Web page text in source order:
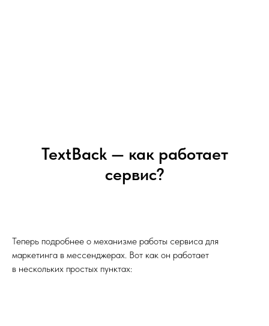
TextBack — как работает
сервис?
Теперь подробнее о механизме работы сервиса для
маркетинга в мессенджерах. Вот как он работает
в нескольких простых пунктах: